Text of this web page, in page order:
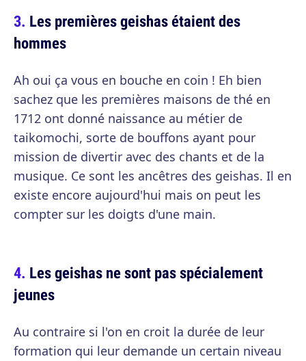
Les premières geishas étaient des
hommes
Ah oui ça vous en bouche en coin ! Eh bien
sachez que les premières maisons de thé en
1712 ont donné naissance au métier de
taikomochi, sorte de bouffons ayant pour
mission de divertir avec des chants et de la
musique. Ce sont les ancêtres des geishas. Il en
existe encore aujourd'hui mais on peut les
compter sur les doigts d'une main.
Les geishas ne sont pas spécialement
jeunes
Au contraire si l'on en croit la durée de leur
formation qui leur demande un certain niveau